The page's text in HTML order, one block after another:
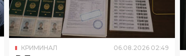
КРИМИНАЛ 06.08.2026 02:49